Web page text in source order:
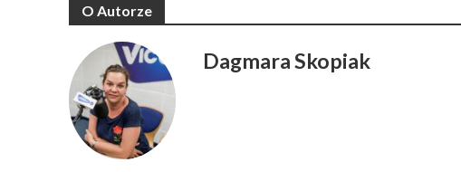
O Autorze
Dagmara Skopiak